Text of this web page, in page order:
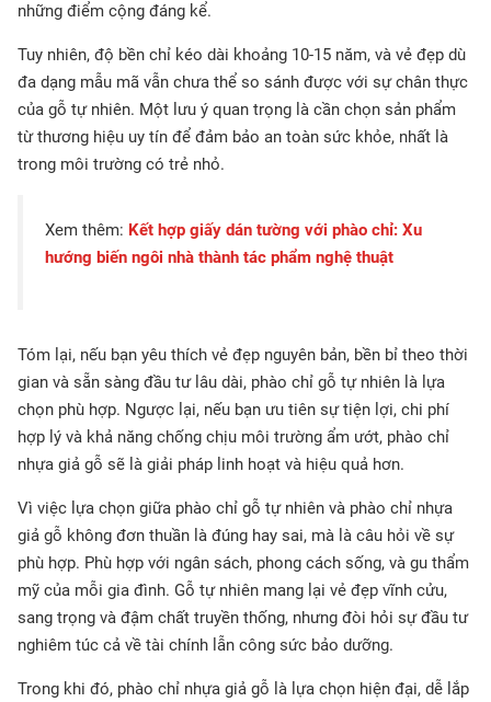
những điểm cộng đáng kể.
Tuy nhiên, độ bền chỉ kéo dài khoảng 10-15 năm, và vẻ đẹp dù
đa dạng mẫu mã vẫn chưa thể so sánh được với sự chân thực
của gỗ tự nhiên. Một lưu ý quan trọng là cần chọn sản phẩm
từ thương hiệu uy tín để đảm bảo an toàn sức khỏe, nhất là
trong môi trường có trẻ nhỏ.
Xem thêm: Kết hợp giấy dán tường với phào chỉ: Xu
hướng biến ngôi nhà thành tác phẩm nghệ thuật
Tóm lại, nếu bạn yêu thích vẻ đẹp nguyên bản, bền bỉ theo thời
gian và sẵn sàng đầu tư lâu dài, phào chỉ gỗ tự nhiên là lựa
chọn phù hợp. Ngược lại, nếu bạn ưu tiên sự tiện lợi, chi phí
hợp lý và khả năng chống chịu môi trường ẩm ướt, phào chỉ
nhựa giả gỗ sẽ là giải pháp linh hoạt và hiệu quả hơn.
Vì việc lựa chọn giữa phào chỉ gỗ tự nhiên và phào chỉ nhựa
giả gỗ không đơn thuần là đúng hay sai, mà là câu hỏi về sự
phù hợp. Phù hợp với ngân sách, phong cách sống, và gu thẩm
mỹ của mỗi gia đình. Gỗ tự nhiên mang lại vẻ đẹp vĩnh cửu,
sang trọng và đậm chất truyền thống, nhưng đòi hỏi sự đầu tư
nghiêm túc cả về tài chính lẫn công sức bảo dưỡng.
Trong khi đó, phào chỉ nhựa giả gỗ là lựa chọn hiện đại, dễ lắp